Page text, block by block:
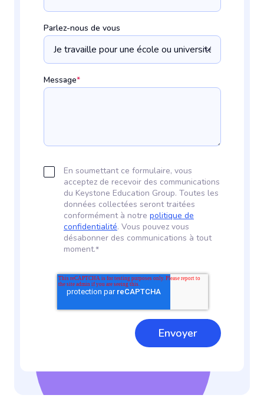
Parlez-nous de vous
Message*
En soumettant ce formulaire, vous
acceptez de recevoir des communications
du Keystone Education Group. Toutes les
données collectées seront traitées
conformément à notre politique de
confidentialité. Vous pouvez vous
désabonner des communications à tout
moment.*